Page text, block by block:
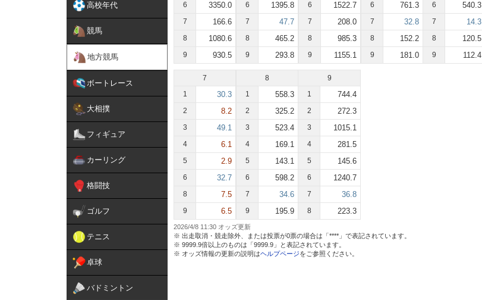
高校年代
競馬
地方競馬
ボートレース
大相撲
フィギュア
カーリング
格闘技
ゴルフ
テニス
卓球
バドミントン
6 3350.0
7 166.6
8 1080.6
9 930.5
6 1395.8
7 47.7
8 465.2
9 293.8
6 1522.7
7 208.0
8 985.3
9 1155.1
6 761.3
7 32.8
8 152.2
9 181.0
6 540.3
7 14.3
8 120.5
9 112.4
7
1
30.3
2 8.2
3 49.1
4 6.1
5 2.9
6 32.7
8 7.5
9 6.5
8
1
558.3
2 325.2
3 523.4
4 169.1
5 143.1
6 598.2
7 34.6
9 195.9
9
1
744.4
2 272.3
3 1015.1
4 281.5
5 145.6
6 1240.7
7 36.8
8 223.3
2026/4/8 11:30
※ 出走取消・競走除外、または投票が0票の場合は「****」で表記されています。
※ 9999.9倍以上のものは「9999.9」と表記されています。
※ オッズ情報の更新の説明はヘルプページをご参照ください。